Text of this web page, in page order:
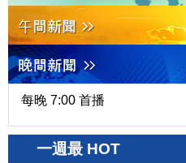
每晚 7:00 首播
一週最 HOT